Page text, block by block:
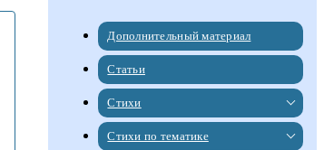
Дополнительный материал
Статьи
Стихи
Стихи по тематике